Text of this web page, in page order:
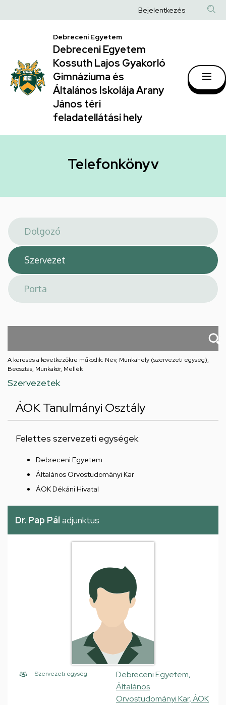
|
Debreceni
Egyetem
Kossuth
Lajos
Gyakorló
Általános
Arany
János
téri
feladatellátási
hely
a
Anonim
fiók
menüje
Bejelentkezés
Debreceni Egyetem
Debreceni Egyetem
Kossuth Lajos Gyakorló
Gimnáziuma és
Általános Iskolája Arany
János téri
feladatellátási hely
Telefonkönyv
A keresés a következőkre működik: Név, Munkahely (szervezeti egység),
Beosztás, Munkakör, Mellék
Szervezetek
ÁOK Tanulmányi Osztály
Felettes szervezeti egységek
Debreceni Egyetem
Általános Orvostudományi Kar
ÁOK Dékáni Hivatal
Dr. Pap Pál adjunktus
Szervezeti egység
Debreceni Egyetem,
Általános
Orvostudományi Kar, ÁOK